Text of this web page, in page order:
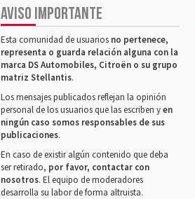
AVISO IMPORTANTE
Esta comunidad de usuarios no pertenece,
representa o guarda relación alguna con la
marca DS Automobiles, Citroën o su grupo
matriz Stellantis.
Los mensajes publicados reflejan la opinión
personal de los usuarios que las escriben yen
ningún caso somos responsables de sus
publicaciones.
En caso de existir algún contenido que deba
ser retirado, por favor, contactar con
nosotros. El equipo de moderadores
desarrolla su labor de forma altruista.